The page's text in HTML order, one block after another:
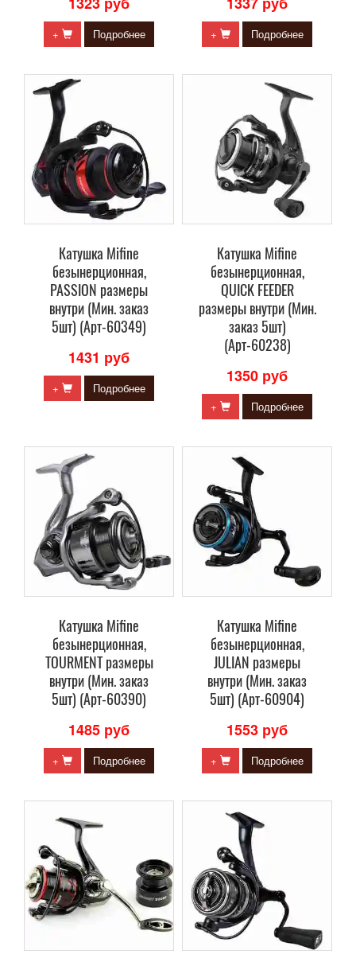
+ Подробнее + Подробнее
Катушка Mifine
безынерционная,
PASSION размеры
внутри (Мин. заказ
5шт) (Арт-60349)
1431 руб
+ Подробнее
Катушка Mifine
безынерционная,
QUICK FEEDER
размеры внутри (Мин.
заказ 5шт)
(Арт-60238)
1350 руб
+ Подробнее
Катушка Mifine
безынерционная,
TOURMENT размеры
внутри (Мин. заказ
5шт) (Арт-60390)
1485 руб
+ Подробнее
Катушка Mifine
безынерционная,
JULIAN размеры
внутри (Мин. заказ
5шт) (Арт-60904)
1553 руб
+ Подробнее